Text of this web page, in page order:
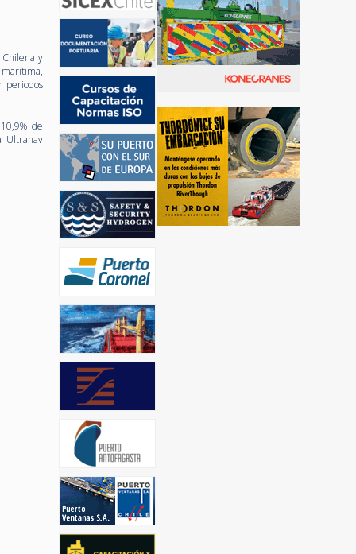
y
periodos
de
Ultranav